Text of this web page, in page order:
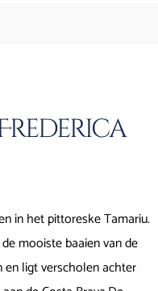
in het pittoreske Tamariu.
mooiste baaien van de
en ligt verscholen achter